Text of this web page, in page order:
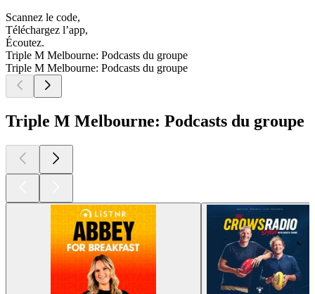
Scannez le code,
Téléchargez l’app,
Écoutez.
Triple M Melbourne: Podcasts du groupe
Triple M Melbourne: Podcasts du groupe
Triple M Melbourne: Podcasts du groupe